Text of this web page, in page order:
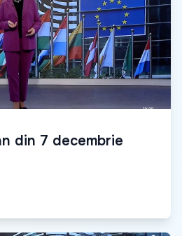
din 7 decembrie